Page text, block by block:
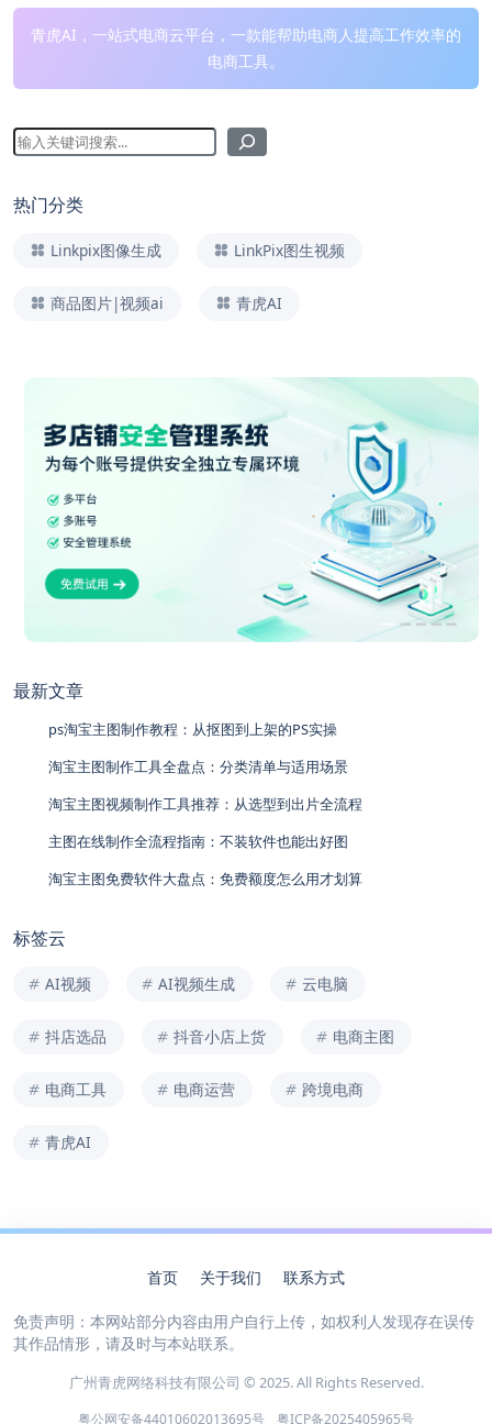
青虎AI，一站式电商云平台，一款能帮助电商人提高工作效率的
电商工具。
热门分类
Linkpix图像生成 LinkPix图生视频
商品图片|视频ai 青虎AI
最新文章
ps淘宝主图制作教程：从抠图到上架的PS实操
淘宝主图制作工具全盘点：分类清单与适用场景
淘宝主图视频制作工具推荐：从选型到出片全流程
主图在线制作全流程指南：不装软件也能出好图
淘宝主图免费软件大盘点：免费额度怎么用才划算
标签云
AI视频 AI视频生成 云电脑
抖店选品 抖音小店上货 电商主图
电商工具 电商运营 跨境电商
青虎AI
首页 关于我们 联系方式
免责声明：本网站部分内容由用户自行上传，如权利人发现存在误传
其作品情形，请及时与本站联系。
广州青虎网络科技有限公司 © 2025. All Rights Reserved.
粤公网安备44010602013695号 粤ICP备2025405965号